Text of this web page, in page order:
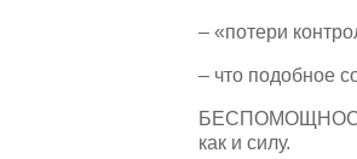
– «потери
– что подобное
БЕСПОМОЩНОСТЬ
как и силу.